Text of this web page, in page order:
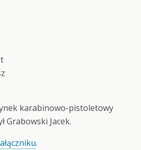
karabinowo-pistoletowy
Grabowski Jacek.
.